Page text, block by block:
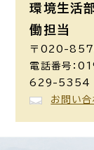
環境生活
働担当
〒020-
電話番号：
629-5354
お問い合